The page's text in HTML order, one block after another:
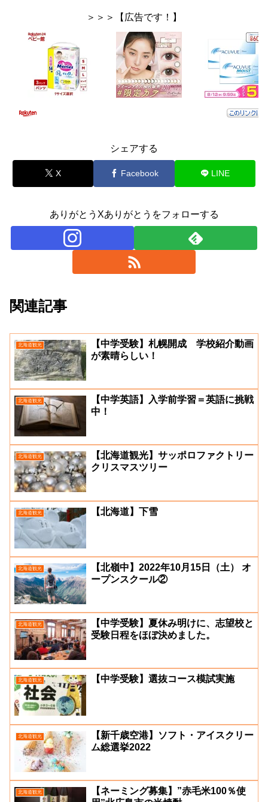
＞＞＞【広告です！】
シェアする
X Facebook LINE
ありがとうXありがとうをフォローする
関連記事
北海道観光
【中学受験】札幌開成 学校紹介動画
が素晴らしい！
北海道観光
【中学英語】入学前学習＝英語に挑戦
中！
北海道観光
【北海道観光】サッポロファクトリー
クリスマスツリー
北海道観光 【北海道】下雪
北海道観光
【北嶺中】2022年10月15日（土） オ
ープンスクール②
北海道観光
【中学受験】夏休み明けに、志望校と
受験日程をほぼ決めました。
北海道観光 【中学受験】選抜コース模試実施
北海道観光
【新千歳空港】ソフト・アイスクリー
ム総選挙2022
北海道観光
【ネーミング募集】”赤毛米100％使